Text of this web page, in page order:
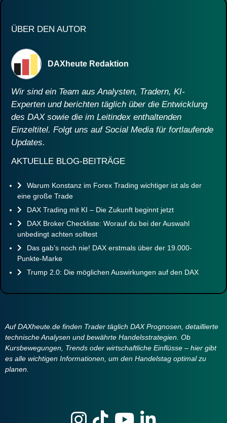
ÜBER DEN AUTOR
DAXheute Redaktion
Wir sind ein Team aus Analysten, Tradern, KI-
Experten und berichten täglich über die Entwicklung
des DAX sowie die im Leitindex enthaltenden
Einzeltitel. Folgt uns auf Social Media für fortlaufende
Updates.
AKTUELLE BLOG-BEITRÄGE
Warum Konstanz im Forex Trading wichtiger ist als der
eine große Trade
DAX Trading mit KI – Die Zukunft beginnt jetzt
DAX Broker Checkliste: Worauf du bei der Auswahl
unbedingt achten solltest
Das gab’s noch nie! DAX erstmals über der 19.000-
Punkte-Marke
Trump 2.0: Die möglichen Auswirkungen auf den DAX
Auf DAXheute.de finden Trader täglich DAX Prognosen, detaillierte
technische Analysen und bewährte Handelsstrategien. Ob
Kursbewegungen, Trends oder wirtschaftliche Einflüsse – hier gibt
es alle wichtigen Informationen, um den Handelstag optimal zu
planen.